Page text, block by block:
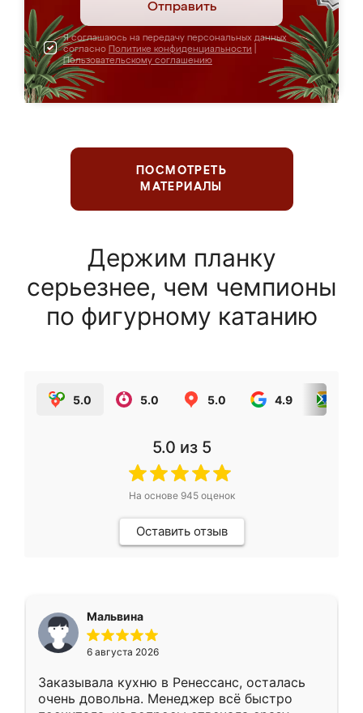
Отправить
Я соглашаюсь на передачу персональных данных
согласно Политике конфиденциальности
Пользовательскому соглашению
ПОСМОТРЕТЬ
МАТЕРИАЛЫ
Держим планку
серьезнее, чем чемпионы
по фигурному катанию
5.0 5.0 5.0 4.9
5.0 из 5
На основе 945оценок
Оставить отзыв
Мальвина
6 августа 2026
Заказывала кухню в Ренессанс, осталась
очень довольна. Менеджер всё быстро